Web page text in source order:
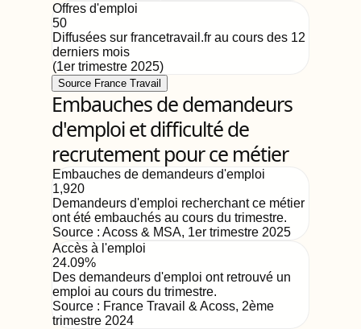
Offres d'emploi
50
Diffusées sur francetravail.fr au cours des 12
derniers mois
(1er trimestre 2025)
Source France Travail
Embauches de demandeurs
d'emploi et difficulté de
recrutement pour ce métier
Embauches de demandeurs d'emploi
1,920
Demandeurs d'emploi recherchant ce métier
ont été embauchés au cours du trimestre.
Source : Acoss & MSA, 1er trimestre 2025
Accès à l'emploi
24.09%
Des demandeurs d'emploi ont retrouvé un
emploi au cours du trimestre.
Source : France Travail & Acoss, 2ème
trimestre 2024